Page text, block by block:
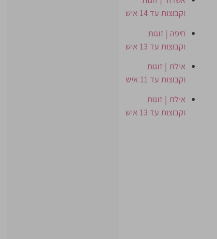
וקבוצות עד 14 איש
חיפה | זוגות
וקבוצות עד 13 איש
אילת | זוגות
וקבוצות עד 11 איש
אילת | זוגות
וקבוצות עד 13 איש